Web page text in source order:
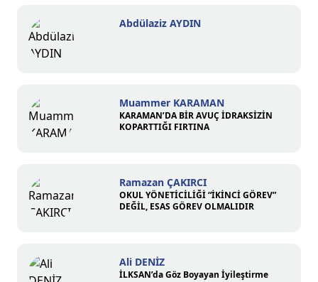
Abdülaziz AYDIN
Muammer KARAMAN
KARAMAN’DA BİR AVUÇ İDRAKSİZİN
KOPARTTIĞI FIRTINA
Ramazan ÇAKIRCI
OKUL YÖNETİCİLİĞİ “İKİNCİ GÖREV”
DEĞİL, ESAS GÖREV OLMALIDIR
Ali DENİZ
İLKSAN’da Göz Boyayan İyileştirme